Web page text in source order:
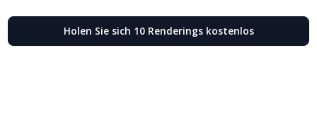
Holen Sie sich 10 Renderings kostenlos